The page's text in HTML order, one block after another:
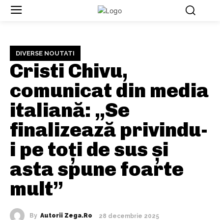
DIVERSE NOUTATI
Cristi Chivu,
comunicat din media
italiană: „Se
finalizează privindu-
i pe toți de sus și
asta spune foarte
mult”
By Autorii Zega.ro 28 decembrie 2025